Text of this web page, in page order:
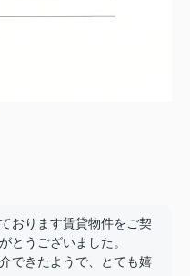
おります賃貸物件をご契
とうございました。
できたようで、とても嬉